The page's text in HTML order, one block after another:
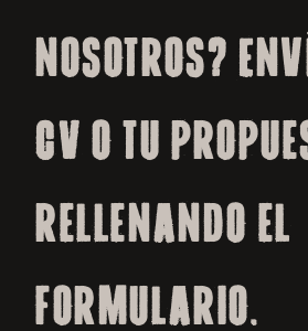
nosotros?
CV o tu
rellenando el
formulario.